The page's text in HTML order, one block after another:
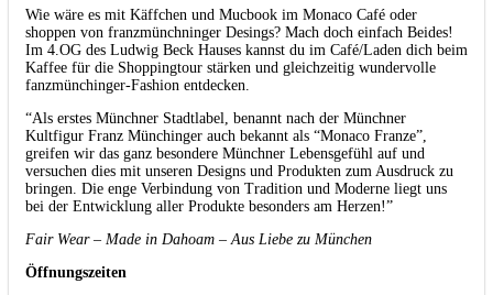
Wie wäre es mit Käffchen und Mucbook im Monaco Café oder
shoppen von franzmünchninger Desings? Mach doch einfach Beides!
Im 4.OG des Ludwig Beck Hauses kannst du im Café/Laden dich beim
Kaffee für die Shoppingtour stärken und gleichzeitig wundervolle
fanzmünchinger-Fashion entdecken.
“Als erstes Münchner Stadtlabel, benannt nach der Münchner
Kultfigur Franz Münchinger auch bekannt als “Monaco Franze”,
greifen wir das ganz besondere Münchner Lebensgefühl auf und
versuchen dies mit unseren Designs und Produkten zum Ausdruck zu
bringen. Die enge Verbindung von Tradition und Moderne liegt uns
bei der Entwicklung aller Produkte besonders am Herzen!”
Fair Wear – Made in Dahoam – Aus Liebe zu München
Öffnungszeiten